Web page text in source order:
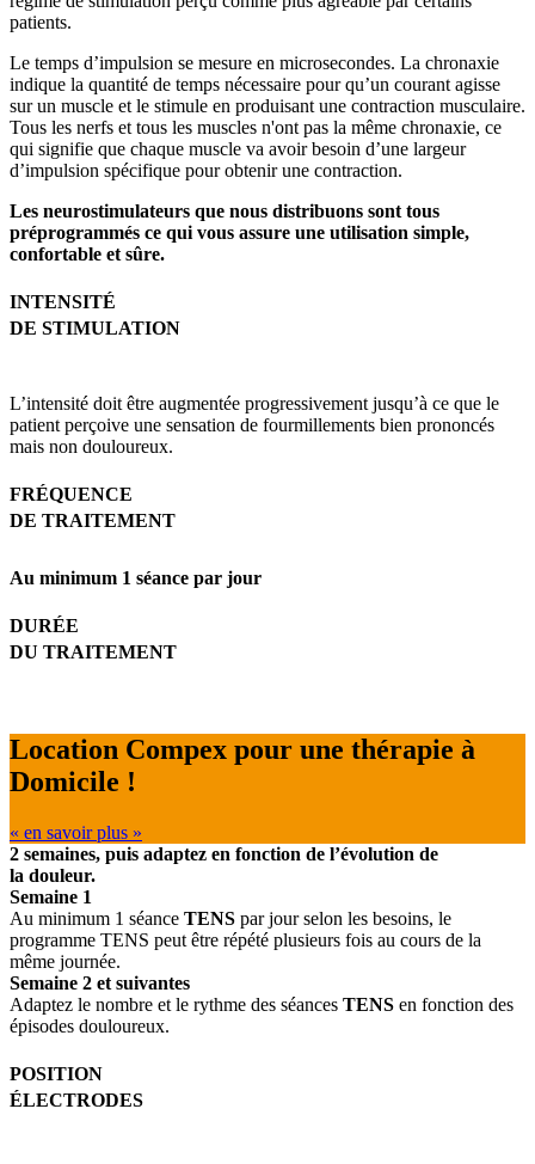
patients.
Le temps d’impulsion se mesure en microsecondes. La chronaxie
indique la quantité de temps nécessaire pour qu’un courant agisse
sur un muscle et le stimule en produisant une contraction musculaire.
Tous les nerfs et tous les muscles n'ont pas la même chronaxie, ce
qui signifie que chaque muscle va avoir besoin d’une largeur
d’impulsion spécifique pour obtenir une contraction.
Les neurostimulateurs que nous distribuons sont tous
préprogrammés ce qui vous assure une utilisation simple,
confortable et sûre.
INTENSITÉ
DE STIMULATION
L’intensité doit être augmentée progressivement jusqu’à ce que le
patient perçoive une sensation de fourmillements bien prononcés
mais non douloureux.
FRÉQUENCE
DE TRAITEMENT
Au minimum 1 séance par jour
DURÉE
DU TRAITEMENT
Location Compex pour une thérapie à
Domicile !
« en savoir plus »
2 semaines, puis adaptez en fonction de l’évolution de
la douleur.
Semaine 1
Au minimum 1 séance TENS par jour selon les besoins, le
programme TENS peut être répété plusieurs fois au cours de la
même journée.
Semaine 2 et suivantes
Adaptez le nombre et le rythme des séances TENS en fonction des
épisodes douloureux.
POSITION
ÉLECTRODES